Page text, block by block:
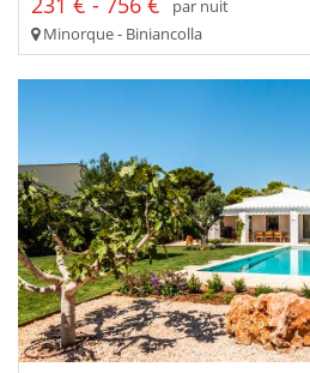
par nuit
Minorque - Biniancolla